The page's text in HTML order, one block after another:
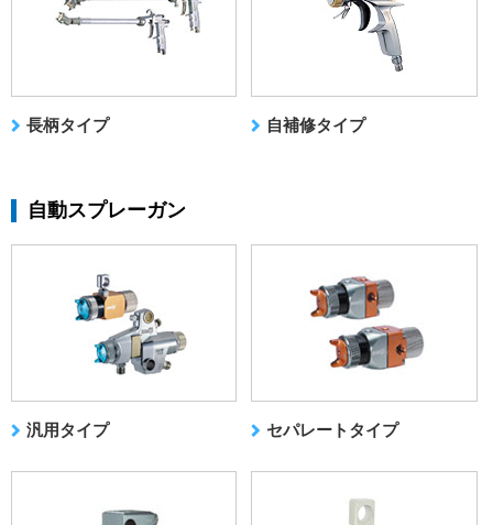
長柄タイプ 自補修タイプ
自動スプレーガン
汎用タイプ セパレートタイプ